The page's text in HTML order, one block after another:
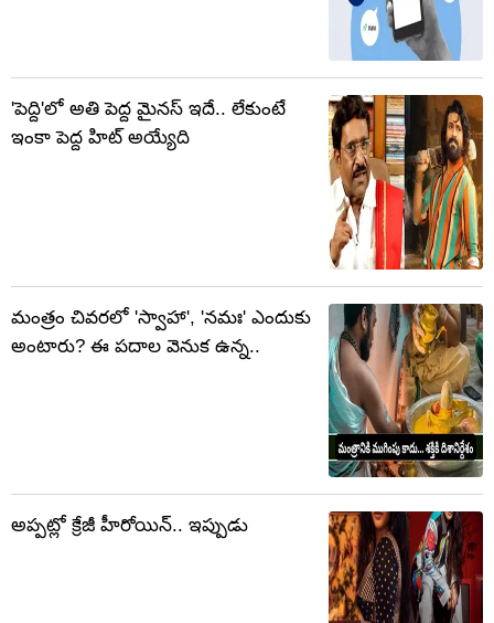
'పెద్ది'లో అతి పెద్ద మైనస్ ఇదే.. లేకుంటే
ఇంకా పెద్ద హిట్ అయ్యేది
మంత్రం చివరలో 'స్వాహా', 'నమః' ఎందుకు
అంటారు? ఈ పదాల వెనుక ఉన్న..
అప్పట్లో క్రేజీ హీరోయిన్.. ఇప్పుడు